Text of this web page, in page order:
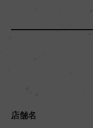
店舗名